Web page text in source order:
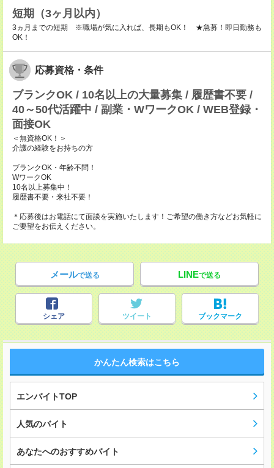
短期（3ヶ月以内）
3ヵ月までの短期 ※職場が気に入れば、長期もOK！ ★急募！即日勤務も
OK！
応募資格・条件
ブランクOK / 10名以上の大量募集 / 履歴書不要 /
40～50代活躍中 / 副業・WワークOK / WEB登録・
面接OK
＜無資格OK！＞
介護の経験をお持ちの方
ブランクOK・年齢不問！
WワークOK
10名以上募集中！
履歴書不要・来社不要！
＊応募後はお電話にて面談を実施いたします！ご希望の働き方などお気軽に
ご要望をお伝えください。
メールで送る LINEで送る
シェア ツイート ブックマーク
かんたん検索はこちら
エンバイトTOP
人気のバイト
あなたへのおすすめバイト